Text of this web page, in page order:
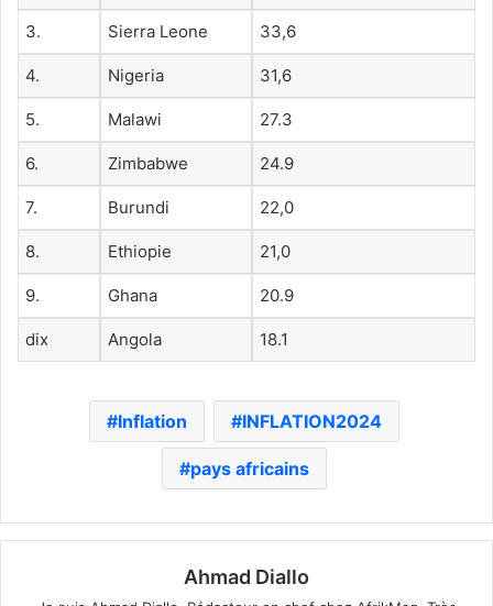
3. Sierra Leone 33,6
4. Nigeria 31,6
5. Malawi 27.3
6. Zimbabwe 24.9
7. Burundi 22,0
8. Ethiopie 21,0
9. Ghana 20.9
dix Angola 18.1
Inflation INFLATION2024
pays africains
Ahmad Diallo